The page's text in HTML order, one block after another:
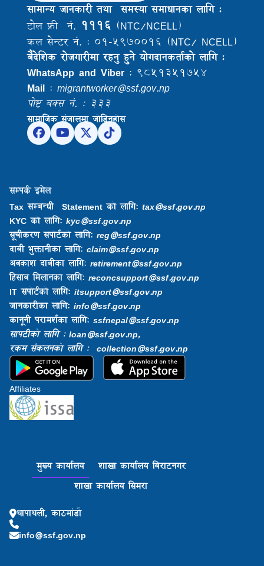
सामान्य जानकारी तथा समस्या समाधानका लागि :
टोल फ्री नं. १११६ (NTC/NCELL)
कल सेन्टर नं. : ०१-५९७००१६ (NTC/ NCELL)
बैदेशिक राेजगारीमा रहनु हुने याेगदानकर्ताकाे लागि :
WhatsApp and Viber : ९८५१३५१७५४
Mail : migrantworker@ssf.gov.np
पोष्ट बक्स नं. : ३३३
सामाजिक संजालमा जोडिनुहोस
सम्पर्क इमेल
Tax सम्बन्धी Statement को लागि: tax@ssf.gov.np
KYC को लागि: kyc@ssf.gov.np
सूचीकरण सपोर्टको लागि: reg@ssf.gov.np
दाबी भुक्तानीका लागि: claim@ssf.gov.np
अवकाश दाबीका लागि: retirement@ssf.gov.np
हिसाब मिलानका लागि: reconcsupport@ssf.gov.np
IT सपोर्टको लागि: itsupport@ssf.gov.np
जानकारीका लागि: info@ssf.gov.np​
कानूनी परामर्शका लागि: ssfnepal@ssf.gov.np​
सापटीको लागि : loan@ssf.gov.np,
रकम संकलनको लागि : collection@ssf.gov.np
Affiliates
मुख्य कार्यालय
शाखा कार्यालय बिराटनगर
शाखा कार्यालय सिमरा
थापाथली, काठमांडौ
info@ssf.gov.np